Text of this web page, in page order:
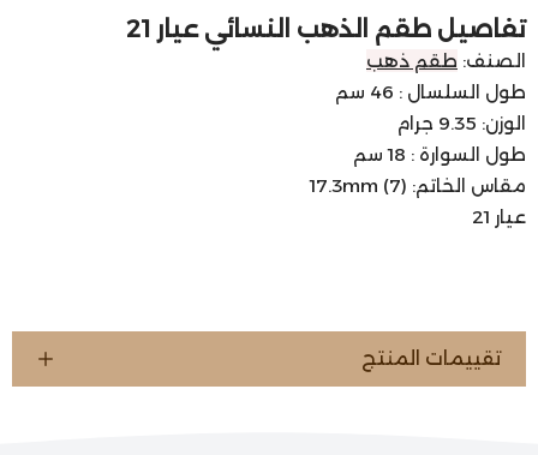
تفاصيل طقم الذهب النسائي عيار 21
الصنف: طقم ذهب
طول السلسال : 46 سم
الوزن: 9.35 جرام
طول السوارة : 18 سم
مقاس الخاتم: 17.3mm (7)
عيار 21
تقييمات المنتج